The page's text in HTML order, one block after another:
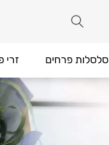
סלסלות פרחים זרי